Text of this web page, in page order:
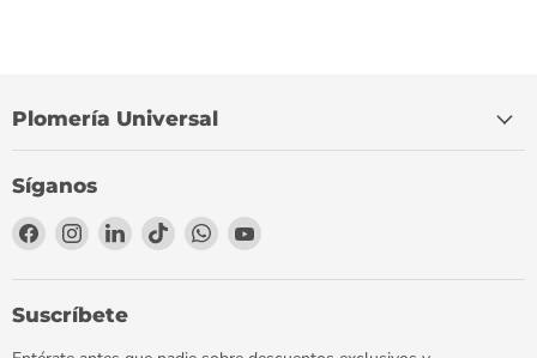
Plomería Universal
Síganos
Encuéntrenos
Facebook
Encuéntrenos
Instagram
Encuéntrenos
LinkedIn
Encuéntrenos
TikTok
Encuéntrenos
WhatsApp
Encuéntrenos
YouTube
Suscríbete